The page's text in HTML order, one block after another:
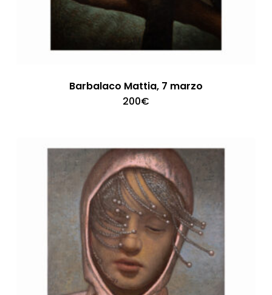
Barbalaco Mattia, 7 marzo
200€